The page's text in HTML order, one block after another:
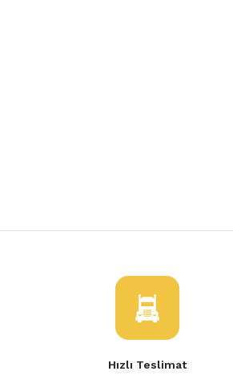
Parlak Krom Vites Topuzu Kangoo Clio
Hızlı Teslimat